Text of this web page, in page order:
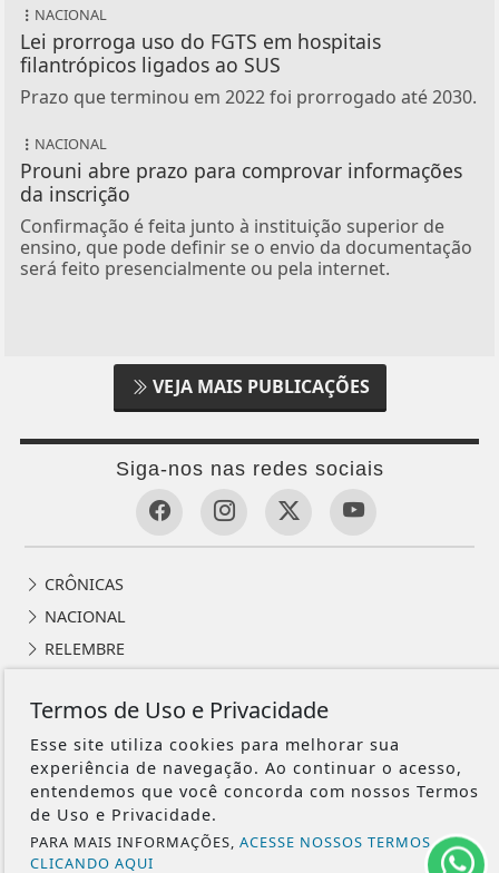
NACIONAL
Lei prorroga uso do FGTS em hospitais
filantrópicos ligados ao SUS
Prazo que terminou em 2022 foi prorrogado até 2030.
NACIONAL
Prouni abre prazo para comprovar informações
da inscrição
Confirmação é feita junto à instituição superior de
ensino, que pode definir se o envio da documentação
será feito presencialmente ou pela internet.
VEJA MAIS PUBLICAÇÕES
Siga-nos nas redes sociais
CRÔNICAS
NACIONAL
RELEMBRE
GERAL
POLÍTICA
CONTOS DE DOMINGO
CIDADES
EDITORIAL
Termos de Uso e Privacidade
Esse site utiliza cookies para melhorar sua
experiência de navegação. Ao continuar o acesso,
entendemos que você concorda com nossos Termos
de Uso e Privacidade.
PARA MAIS INFORMAÇÕES, ACESSE NOSSOS TERMOS
CLICANDO AQUI